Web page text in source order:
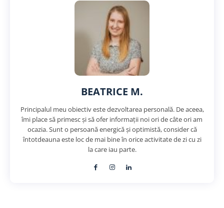
BEATRICE M.
Principalul meu obiectiv este dezvoltarea personală. De aceea,
îmi place să primesc și să ofer informații noi ori de câte ori am
ocazia. Sunt o persoană energică și optimistă, consider că
întotdeauna este loc de mai bine în orice activitate de zi cu zi
la care iau parte.